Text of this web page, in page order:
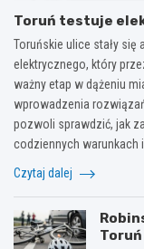
Toruń testuje
Toruńskie ulice stały
elektrycznego, który
ważny etap w dążeniu
wprowadzenia
pozwoli sprawdzić, jak
codziennych warunkach
Czytaj dalej